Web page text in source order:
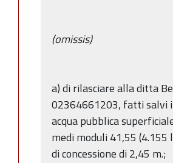
(omissis)
a) di rilasciare alla ditta
02364661203, fatti salvi
acqua pubblica
medi moduli 41,55
di concessione di 2,45 m.;